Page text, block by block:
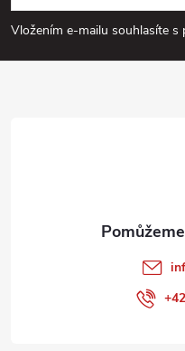
p
a
Vložením e-mailu souhlasíte s